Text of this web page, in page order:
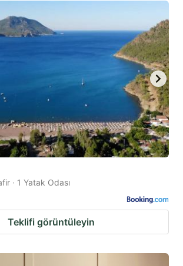
· 1 Yatak Odası
Teklifi görüntüleyin